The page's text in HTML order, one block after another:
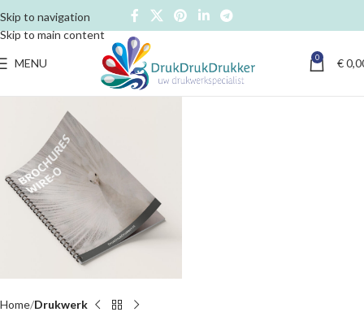
Skip to navigation
Skip to main content
MENU 0 €
Home Drukwerk